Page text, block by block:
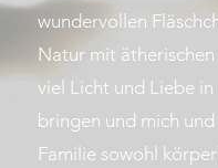
wundervollen
Natur mit
viel Licht und Liebe in
bringen und mich
Familie sowohl